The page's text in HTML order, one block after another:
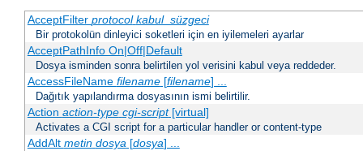
AcceptFilter protocol kabul_süzgeci
Bir protokolün dinleyici soketleri için en iyilemeleri ayarlar
AcceptPathInfo On|Off|Default
Dosya isminden sonra belirtilen yol verisini kabul veya reddeder.
AccessFileName filename[filename] ...
Dağıtık yapılandırma dosyasının ismi belirtilir.
Action action-type cgi-script[virtual]
Activates a CGI script for a particular handler or content-type
AddAlt metin dosya[dosya] ...